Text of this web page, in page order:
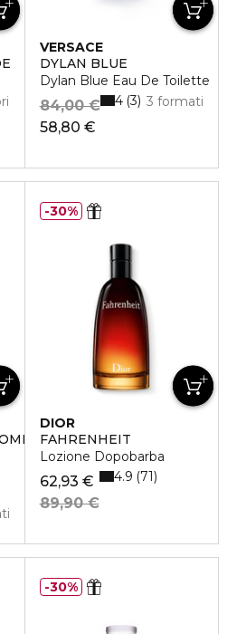
VERSACE
DYLAN BLUE
Dylan Blue Eau De Toilette
58,80 €
84,00 € 3 formati
4 3
DIOR
FAHRENHEIT
Lozione Dopobarba
62,93 €
89,90 €
4.9 71
30%
30%